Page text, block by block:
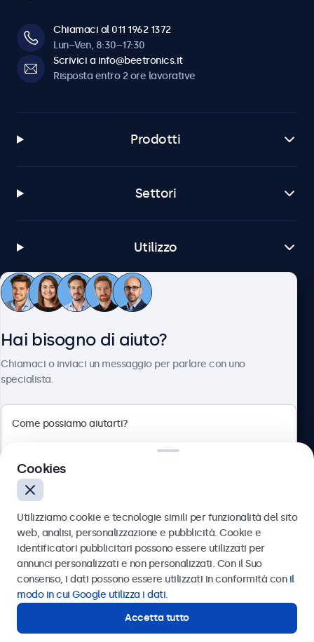
Chiamaci al 011 1962 1372
Lun–Ven, 8:30–17:30
Scrivici a info@beetronics.it
Risposta entro 2 ore lavorative
Prodotti
Settori
Utilizzo
Servizio Clienti
Italiano
Hai bisogno di aiuto?
Chiamaci o inviaci un messaggio per parlare con uno
specialista.
Inviare
Oppure chiamaci al
Contatta i nostri esperti
Cookies
Utilizziamo cookie e tecnologie simili per funzionalità del sito
web, analisi, personalizzazione e pubblicità. Cookie e
identificatori pubblicitari possono essere utilizzati per
annunci personalizzati e non personalizzati. Con il Suo
consenso, i dati possono essere utilizzati in conformità con il
modo in cui Google utilizza i dati.
Accetta tutto